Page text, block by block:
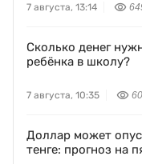
7 августа, 13:14
Сколько денег
ребёнка в школу?
7 августа, 10:35
Доллар может
тенге: прогноз на